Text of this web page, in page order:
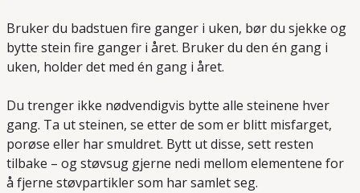
Bruker du badstuen fire ganger i uken, bør du sjekke og
bytte stein fire ganger i året. Bruker du den én gang i
uken, holder det med én gang i året.
Du trenger ikke nødvendigvis bytte alle steinene hver
gang. Ta ut steinen, se etter de som er blitt misfarget,
porøse eller har smuldret. Bytt ut disse, sett resten
tilbake – og støvsug gjerne nedi mellom elementene for
å fjerne støvpartikler som har samlet seg.